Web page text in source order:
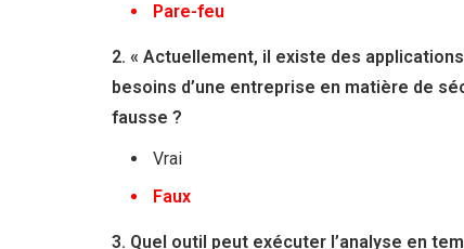
Pare-feu
2. « Actuellement, il existe des
besoins d’une entreprise en matière de
fausse ?
Vrai
Faux
3. Quel outil peut exécuter l’analyse en